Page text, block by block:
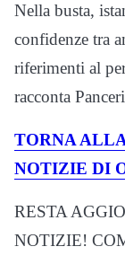
Nella busta,
confidenze tra
riferimenti al
racconta
TORNA
NOTIZIE DI
RESTA
NOTIZIE!